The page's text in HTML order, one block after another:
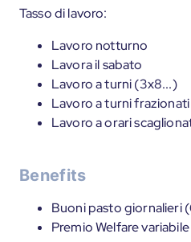
Tasso di lavoro:
Lavoro notturno
Lavora il sabato
Lavoro a turni (3x8...)
Lavoro a turni frazionati
Lavoro a orari
Benefits
Buoni pasto giornalieri
Premio Welfare